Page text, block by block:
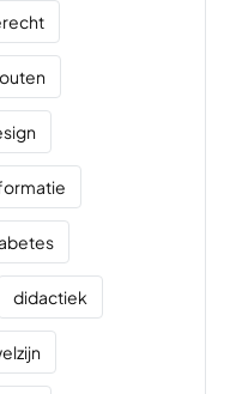
didactiek